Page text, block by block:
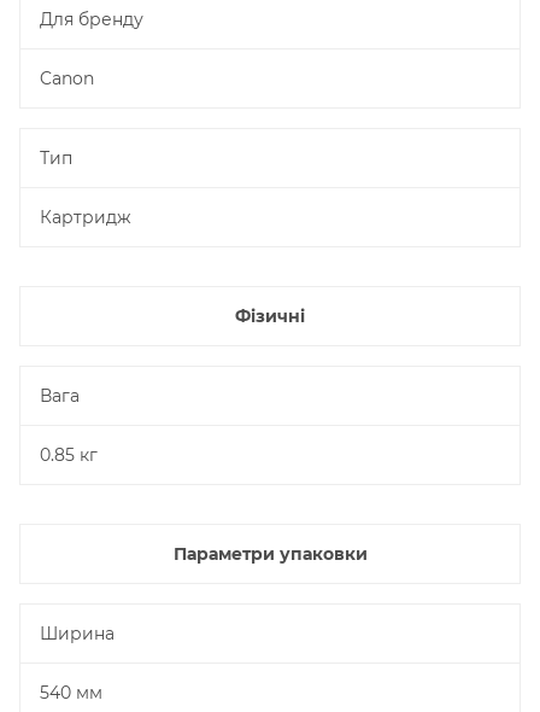
Для бренду
Canon
Тип
Картридж
Фізичні
Вага
0.85 кг
Параметри упаковки
Ширина
540 мм